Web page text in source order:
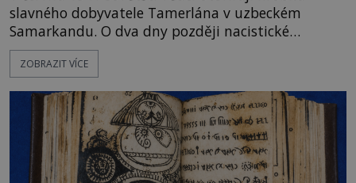
slavného dobyvatele Tamerlána v uzbeckém
Samarkandu. O dva dny později nacistické
Německo zahajuje operaci Barbarossa a napadá
Sovětský svaz. Shoda dat je natolik zarážející, že se
na legendě něco pravdy, nebo jde jen o fascinující
souhru okolností? Když antropolog Michail
Gerasimov (1907-1970) a
ZOBRAZIT VÍCE